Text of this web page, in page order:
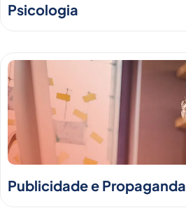
Psicologia
Publicidade e Propaganda